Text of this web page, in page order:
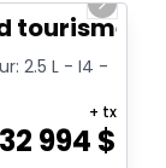
Next
TI
2.5 L - I4 -
32 994 $
+ tx